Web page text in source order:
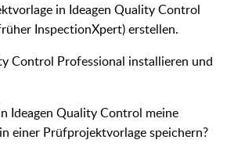
in Ideagen Quality Control
InspectionXpert) erstellen.
Control Professional installieren und
Ideagen Quality Control meine
einer Prüfprojektvorlage speichern?